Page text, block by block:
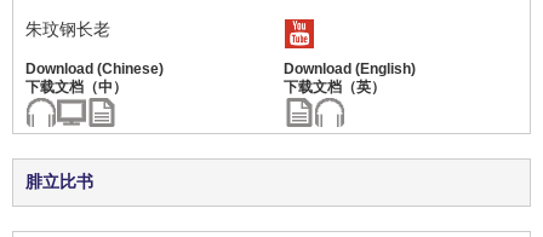
朱玟钢长老
腓立比书